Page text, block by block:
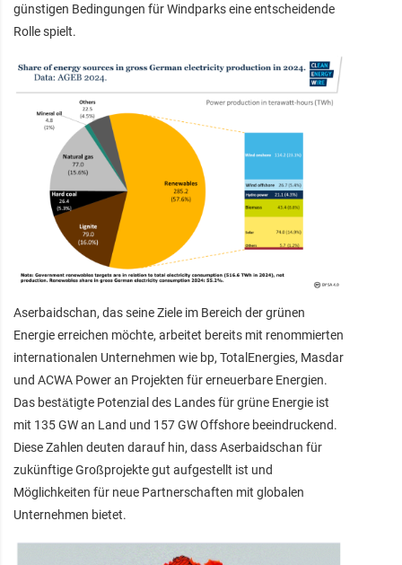
günstigen Bedingungen für Windparks eine entscheidende
Rolle spielt.
Aserbaidschan, das seine Ziele im Bereich der grünen
Energie erreichen möchte, arbeitet bereits mit renommierten
internationalen Unternehmen wie bp, TotalEnergies, Masdar
und ACWA Power an Projekten für erneuerbare Energien.
Das bestätigte Potenzial des Landes für grüne Energie ist
mit 135 GW an Land und 157 GW Offshore beeindruckend.
Diese Zahlen deuten darauf hin, dass Aserbaidschan für
zukünftige Großprojekte gut aufgestellt ist und
Möglichkeiten für neue Partnerschaften mit globalen
Unternehmen bietet.